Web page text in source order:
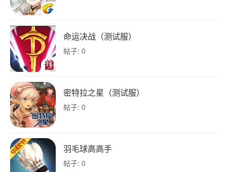
命运决战（测试服）
帖子: 0
密特拉之星（测试服）
帖子: 0
羽毛球高高手
帖子: 0